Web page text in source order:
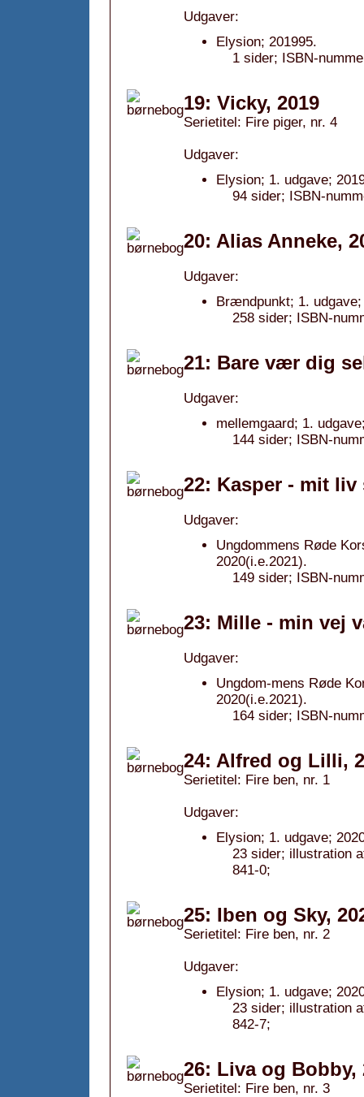
Udgaver:
Elysion; 201995.
1 sider; ISBN-
19: Vicky, 2019
Serietitel: Fire piger, nr. 4
Udgaver:
Elysion; 1. udgave;
94 sider; ISBN-
20: Alias Anneke,
Udgaver:
Brændpunkt; 1. udgave;
258 sider; ISBN-
21: Bare vær dig
Udgaver:
mellemgaard; 1.
144 sider; ISBN-
22: Kasper - mit liv
Udgaver:
Ungdommens Røde
2020(i.e.2021).
149 sider; ISBN-
23: Mille - min vej
Udgaver:
Ungdom-mens Røde
2020(i.e.2021).
164 sider; ISBN-
24: Alfred og Lilli,
Serietitel: Fire ben, nr. 1
Udgaver:
Elysion; 1. udgave;
23 sider; illustration
841-0;
25: Iben og Sky,
Serietitel: Fire ben, nr. 2
Udgaver:
Elysion; 1. udgave;
23 sider; illustration
842-7;
26: Liva og Bobby,
Serietitel: Fire ben, nr. 3